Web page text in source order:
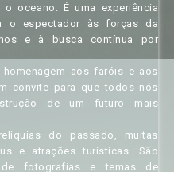
oceano. É uma experiência
o espectador às forças da
e à busca contínua por
aos faróis e aos
convite para que todos nós
de um futuro mais
do passado, muitas
e atrações turísticas. São
de fotografias e temas de